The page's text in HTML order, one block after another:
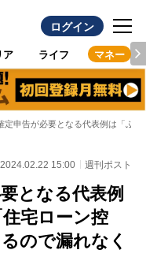
ログイン
ア ライフ マネー
定申告が必要となる代表例は「ふ
2024.02.22 15:00 週刊ポスト
となる代表例
宅ローン控
ので漏れなく